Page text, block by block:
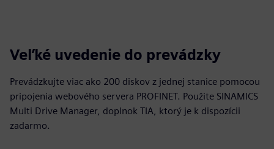
Veľké uvedenie do prevádzky
Prevádzkujte viac ako 200 diskov z jednej stanice pomocou
pripojenia webového servera PROFINET. Použite SINAMICS
Multi Drive Manager, doplnok TIA, ktorý je k dispozícii
zadarmo.